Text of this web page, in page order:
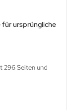
für ursprüngliche
296 Seiten und